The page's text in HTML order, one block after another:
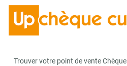
Trouver votre point de vente